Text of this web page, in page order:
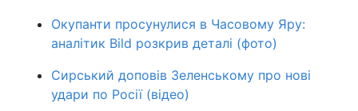
Окупанти просунулися в Часовому Яру:
аналітик Bild розкрив деталі (фото)
Сирський доповів Зеленському про нові
удари по Росії (відео)